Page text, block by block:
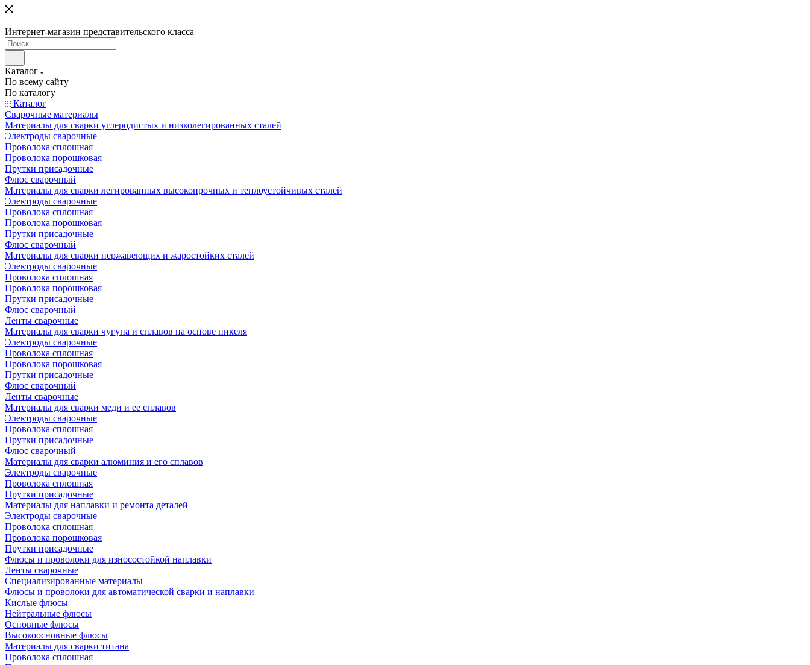
Интернет-магазин представительского класса
Каталог
По всему сайту
По каталогу
Каталог
Сварочные материалы
Материалы для сварки углеродистых и низколегированных сталей
Электроды сварочные
Проволока сплошная
Проволока порошковая
Прутки присадочные
Флюс сварочный
Материалы для сварки легированных высокопрочных и теплоустойчивых сталей
Электроды сварочные
Проволока сплошная
Проволока порошковая
Прутки присадочные
Флюс сварочный
Материалы для сварки нержавеющих и жаростойких сталей
Электроды сварочные
Проволока сплошная
Проволока порошковая
Прутки присадочные
Флюс сварочный
Ленты сварочные
Материалы для сварки чугуна и сплавов на основе никеля
Электроды сварочные
Проволока сплошная
Проволока порошковая
Прутки присадочные
Флюс сварочный
Ленты сварочные
Материалы для сварки меди и ее сплавов
Электроды сварочные
Проволока сплошная
Прутки присадочные
Флюс сварочный
Материалы для сварки алюминия и его сплавов
Электроды сварочные
Проволока сплошная
Прутки присадочные
Материалы для наплавки и ремонта деталей
Электроды сварочные
Проволока сплошная
Проволока порошковая
Прутки присадочные
Флюсы и проволоки для износостойкой наплавки
Ленты сварочные
Специализированные материалы
Флюсы и проволоки для автоматической сварки и наплавки
Кислые флюсы
Нейтральные флюсы
Основные флюсы
Высокоосновные флюсы
Материалы для сварки титана
Проволока сплошная